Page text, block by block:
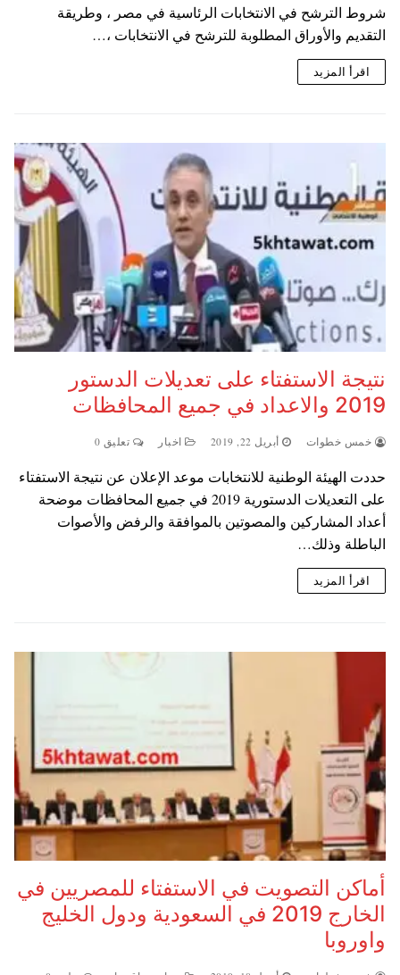
شروط الترشح في الانتخابات الرئاسية في مصر ، وطريقة
التقديم والأوراق المطلوبة للترشح في الانتخابات ،…
اقرأ المزيد
نتيجة الاستفتاء على تعديلات الدستور
2019 والاعداد في جميع المحافظات
خمس خطوات أبريل 22, 2019 اخبار تعليق 0
حددت الهيئة الوطنية للانتخابات موعد الإعلان عن نتيجة الاستفتاء
على التعديلات الدستورية 2019 في جميع المحافظات موضحة
أعداد المشاركين والمصوتين بالموافقة والرفض والأصوات
الباطلة وذلك…
اقرأ المزيد
أماكن التصويت في الاستفتاء للمصريين في
الخارج 2019 في السعودية ودول الخليج
واوروبا